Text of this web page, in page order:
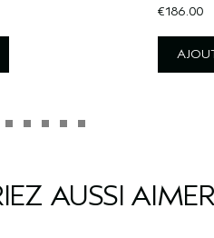
€186.00
AUSSI AIMER